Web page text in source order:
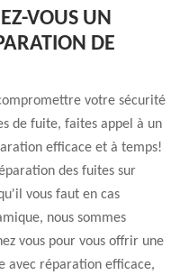
VOUS UN
DE
votre sécurité
de fuite, faites appel à un
efficace et à temps!
des fuites sur
vous faut en cas
nous sommes
vous pour vous offrir une
avec réparation efficace,